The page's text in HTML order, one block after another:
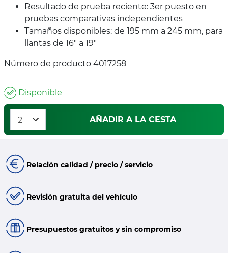
Resultado de prueba reciente: 3er puesto en
pruebas comparativas independientes
Tamaños disponibles: de 195 mm a 245 mm, para
llantas de 16" a 19"
Número de producto 4017258
Disponible
AÑADIR A LA CESTA
Relación calidad / precio / servicio
Revisión gratuita del vehículo
Presupuestos gratuitos y sin compromiso